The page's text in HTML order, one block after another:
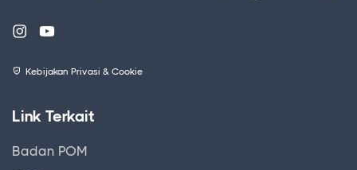
Kebijakan Privasi & Cookie
Link Terkait
Badan POM